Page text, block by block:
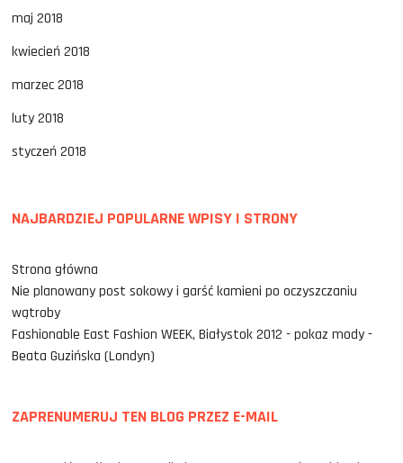
maj 2018
kwiecień 2018
marzec 2018
luty 2018
styczeń 2018
NAJBARDZIEJ POPULARNE WPISY I STRONY
Strona główna
Nie planowany post sokowy i garść kamieni po oczyszczaniu
wątroby
Fashionable East Fashion WEEK, Białystok 2012 - pokaz mody -
Beata Guzińska (Londyn)
ZAPRENUMERUJ TEN BLOG PRZEZ E-MAIL